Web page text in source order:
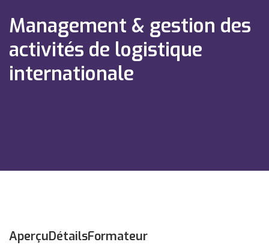
Management & gestion des
activités de logistique
internationale
AperçuDétailsFormateur